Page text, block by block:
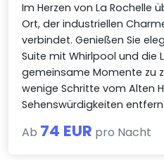
Im Herzen von La Rochelle
Ort, der industriellen
verbindet. Genießen Sie
Suite mit Whirlpool und die
gemeinsame Momente zu
wenige Schritte vom Alten
Sehenswürdigkeiten
Ab 74 EUR pro Nacht